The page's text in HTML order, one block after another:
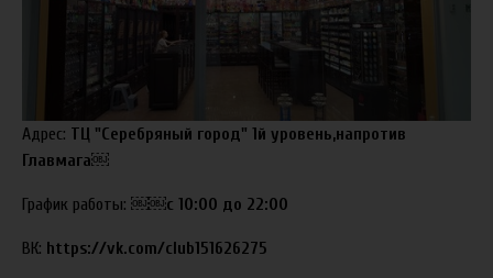
Адрес: ТЦ "Серебряный город" 1й уровень,напротив
Главмага￼
График работы: ￼￼с 10:00 до 22:00
ВК: https://vk.com/club151626275